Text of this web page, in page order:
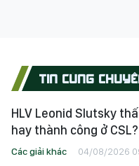
TIN CÙNG
HLV Leonid Slutsky
hay thành công ở CSL?
Các giải khác 04/08/2026